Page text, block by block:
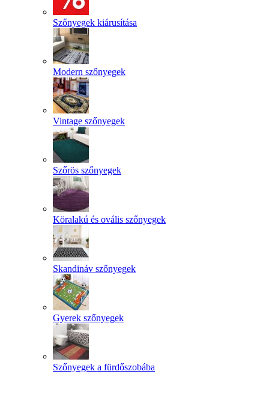
Szőnyegek kiárusítása
Modern szőnyegek
Vintage szőnyegek
Szőrös szőnyegek
Köralakú és ovális szőnyegek
Skandináv szőnyegek
Gyerek szőnyegek
Szőnyegek a fürdőszobába